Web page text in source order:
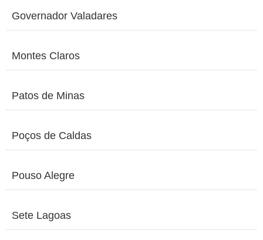
Governador Valadares
Montes Claros
Patos de Minas
Poços de Caldas
Pouso Alegre
Sete Lagoas